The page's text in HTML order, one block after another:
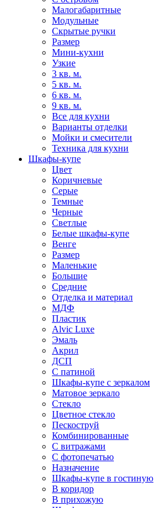
Малогабаритные
Модульные
Скрытые ручки
Размер
Мини-кухни
Узкие
3 кв. м.
5 кв. м.
6 кв. м.
9 кв. м.
Все для кухни
Варианты отделки
Мойки и смесители
Техника для кухни
Шкафы-купе
Цвет
Коричневые
Серые
Темные
Черные
Светлые
Белые шкафы-купе
Венге
Размер
Маленькие
Большие
Средние
Отделка и материал
МДФ
Пластик
Alvic Luxe
Эмаль
Акрил
ДСП
С патиной
Шкафы-купе с зеркалом
Матовое зеркало
Стекло
Цветное стекло
Пескоструй
Комбинированные
С витражами
С фотопечатью
Назначение
Шкафы-купе в гостиную
В коридор
В прихожую